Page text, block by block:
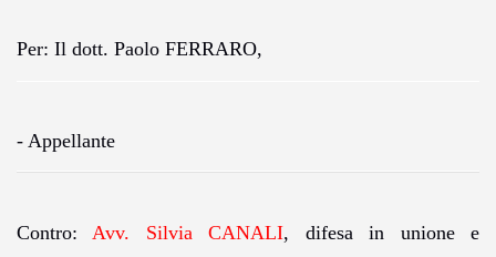
Per: Il dott. Paolo FERRARO,
- Appellante
Contro: Avv. Silvia CANALI, difesa in unione e